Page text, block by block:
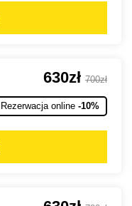
630zł 700zł
Rezerwacja online -10%